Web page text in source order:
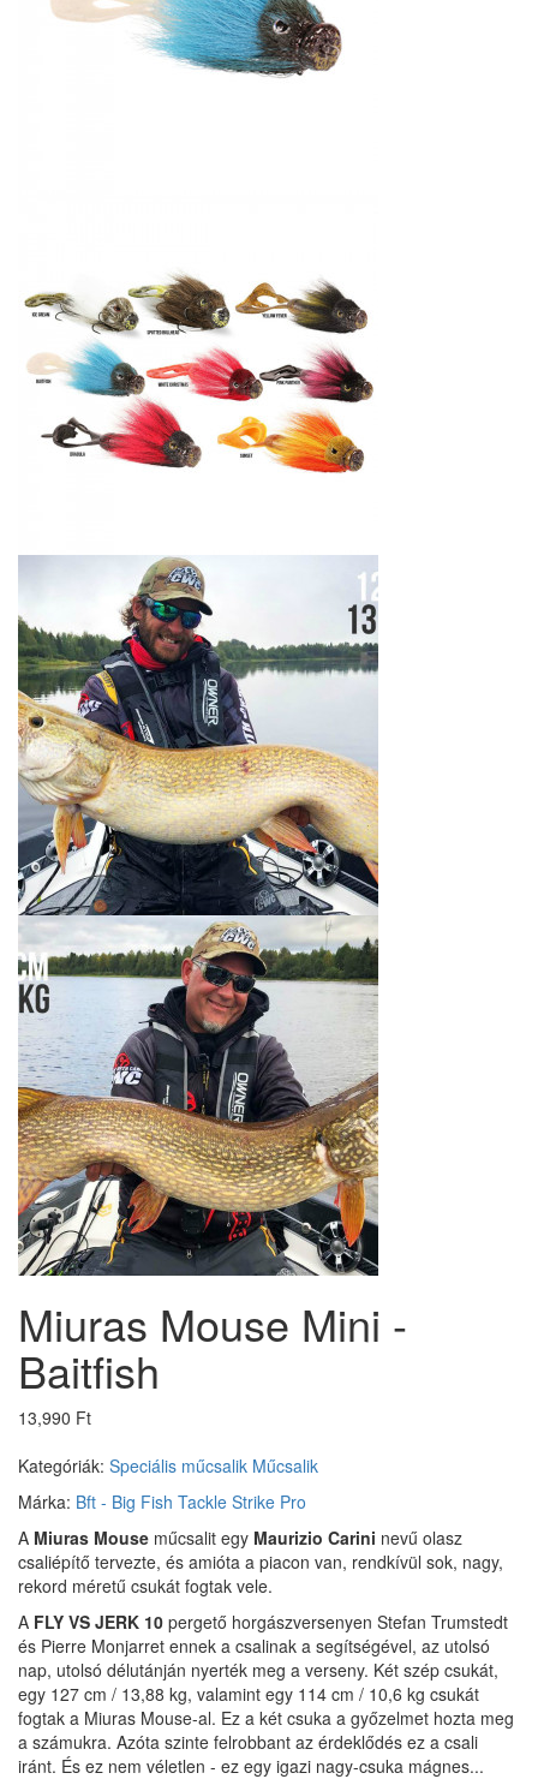
Miuras Mouse Mini -
Baitfish
13,990 Ft
Kategóriák: Speciális műcsalik Műcsalik
Márka: Bft - Big Fish Tackle Strike Pro
A Miuras Mouse műcsalit egy Maurizio Carini nevű olasz
csaliépítő tervezte, és amióta a piacon van, rendkívül sok, nagy,
rekord méretű csukát fogtak vele.
A FLY VS JERK 10 pergető horgászversenyen Stefan Trumstedt
és Pierre Monjarret ennek a csalinak a segítségével, az utolsó
nap, utolsó délutánján nyerték meg a verseny. Két szép csukát,
egy 127 cm / 13,88 kg, valamint egy 114 cm / 10,6 kg csukát
fogtak a Miuras Mouse-al. Ez a két csuka a győzelmet hozta meg
a számukra. Azóta szinte felrobbant az érdeklődés ez a csali
iránt. És ez nem véletlen - ez egy igazi nagy-csuka mágnes...